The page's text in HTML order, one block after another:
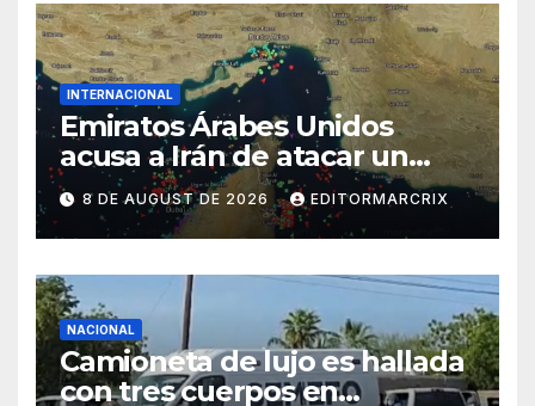
INTERNACIONAL
Emiratos Árabes Unidos
acusa a Irán de atacar un
petrolero en estrecho de
Ormuz
8 DE AUGUST DE 2026 EDITORMARCRIX
NACIONAL
Camioneta de lujo es hallada
con tres cuerpos en